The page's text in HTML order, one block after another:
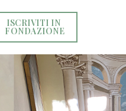
ISCRIVITI IN
FONDAZIONE